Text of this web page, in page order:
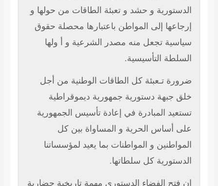
الدستورية و حشد و تعبئة الطاقات من حولها و
إرجاعها إلى المواطن باعتبارها محصلة حقوق
سياسية تجعل منه مصدر الشرعية و أ ولها
السلطة التأسيسية.
ضرورة تـعبئة كل الطاقات الوطنية من أجل
خلق جبهة دستورية جمهورية ديموقراطية
تستعيد المبادرة في إعادة تأسيس الجمهورية
على أساس الحرية و المساواة بين كل
المواطنين و المواطنات بما يعيد لمؤسساتنا
الدستورية كل سلطاتها.
إن فتح الفضاء الدستوري مهمة تاريخية حضارية